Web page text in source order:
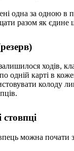
одна за одною в
разом як єдине
ходів,
одній карті в
колоду
можна почати з